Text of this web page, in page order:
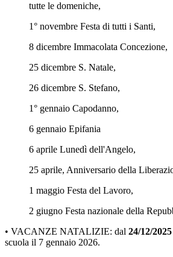
tutte le domeniche,
1° novembre Festa di tutti i Santi,
8 dicembre Immacolata Concezione,
25 dicembre S. Natale,
26 dicembre S. Stefano,
1° gennaio Capodanno,
6 gennaio Epifania
6 aprile Lunedì dell'Angelo,
25 aprile, Anniversario della
1 maggio Festa del Lavoro,
2 giugno Festa nazionale della
• VACANZE NATALIZIE: dal 24/12/
scuola il 7 gennaio 2026.